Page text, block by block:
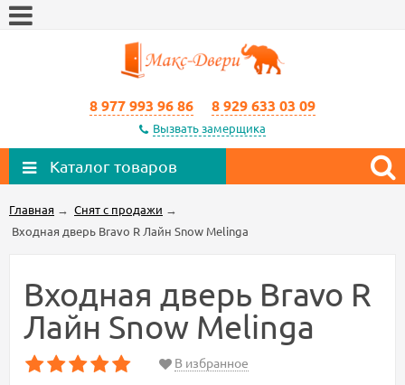
8 977 993 96 86 8 929 633 03 09
Вызвать замерщика
Каталог товаров
Главная → Снят с продажи →
Входная дверь Bravo R Лайн Snow Melinga
Входная дверь Bravo R
Лайн Snow Melinga
В избранное